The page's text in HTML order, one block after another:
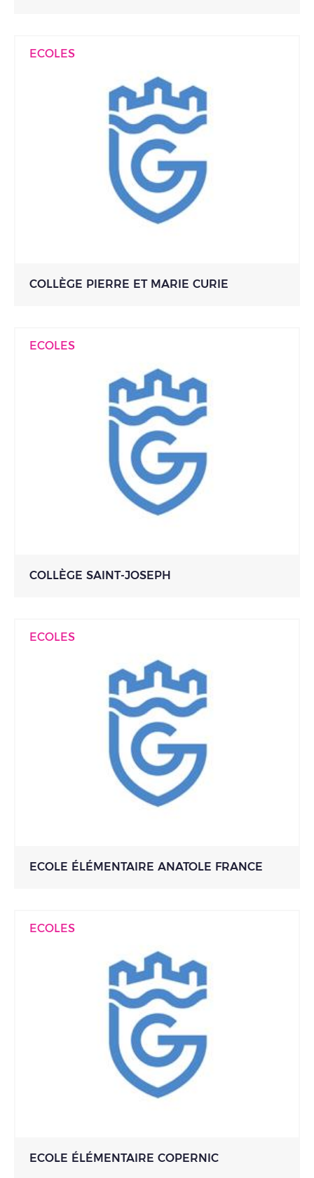
ECOLES
COLLÈGE PIERRE ET MARIE CURIE
ECOLES
COLLÈGE SAINT-JOSEPH
ECOLES
ECOLE ÉLÉMENTAIRE ANATOLE FRANCE
ECOLES
ECOLE ÉLÉMENTAIRE COPERNIC